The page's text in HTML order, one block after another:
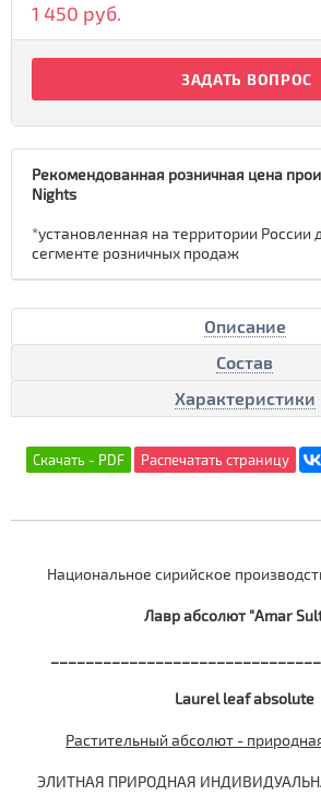
1 450 руб.
ЗАДАТЬ ВОПРОС
Рекомендованная розничная цена
Nights
*установленная на территории России
сегменте розничных продаж
Описание
Состав
Характеристики
Национальное сирийское
Лаврабсолют "Amar
Laurel leaf absolute
Растительный абсолют -
ЭЛИТНАЯ ПРИРОДНАЯ